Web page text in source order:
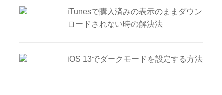
iTunesで購入済みの表示のままダウン
ロードされない時の解決法
iOS 13でダークモードを設定する方法